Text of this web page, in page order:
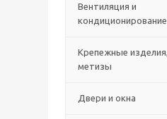
Вентиляция и
кондиционирование
Крепежные изделия,
метизы
Двери и окна